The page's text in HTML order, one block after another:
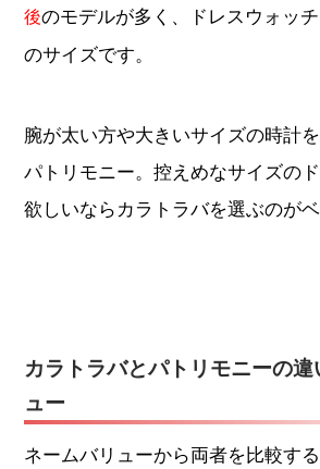
後のモデルが多く、ドレスウォッ
のサイズです。
腕が太い方や大きいサイズの時計
パトリモニー。控えめなサイズの
欲しいならカラトラバを選ぶのがベ
カラトラバとパトリモニーの
ュー
ネームバリューから両者を比較す